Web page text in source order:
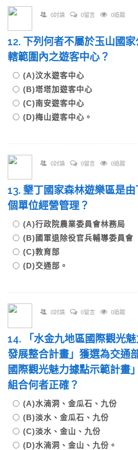
0討論 0留言 0追蹤
12. 下列何者不屬於玉山國
轄範圍內之遊客中心？
(A)汶水遊客中心
(B)塔塔加遊客中心
(C)南安遊客中心
(D)梅山遊客中心。
0討論 0留言 0追蹤
13. 墾丁國家森林遊樂區是
個單位經營管理？
(A)行政院農業委員會林務局
(B)國軍退除役官兵輔導委員會
(C)教育部
(D)交通部。
0討論 0留言 0追蹤
14. 「水金九地區國際觀光
發展整合計畫」獲選為交通
國際觀光魅力據點示範計畫
組合何者正確？
(A)水湳洞、金瓜石、九份
(B)淡水、金瓜石、九份
(C)淡水、金山、九份
(D)水湳洞、金山、九份。